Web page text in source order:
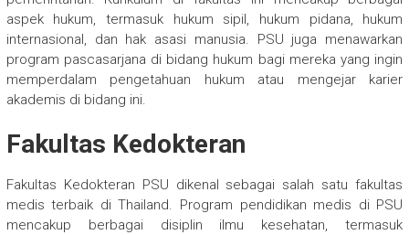
aspek hukum, termasuk hukum sipil, hukum pidana, hukum
internasional, dan hak asasi manusia. PSU juga menawarkan
program pascasarjana di bidang hukum bagi mereka yang ingin
memperdalam pengetahuan hukum atau mengejar karier
akademis di bidang ini.
Fakultas Kedokteran
Fakultas Kedokteran PSU dikenal sebagai salah satu fakultas
medis terbaik di Thailand. Program pendidikan medis di PSU
mencakup berbagai disiplin ilmu kesehatan, termasuk